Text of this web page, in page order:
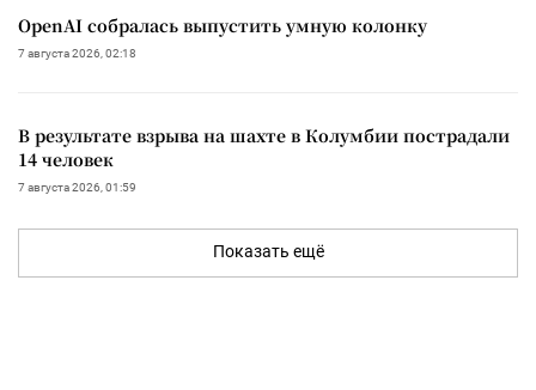
OpenAI собралась выпустить умную колонку
7 августа 2026, 02:18
В результате взрыва на шахте в Колумбии пострадали
14 человек
7 августа 2026, 01:59
Показать ещё